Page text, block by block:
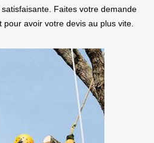
Faites votre demande
pour avoir votre devis au plus vite.